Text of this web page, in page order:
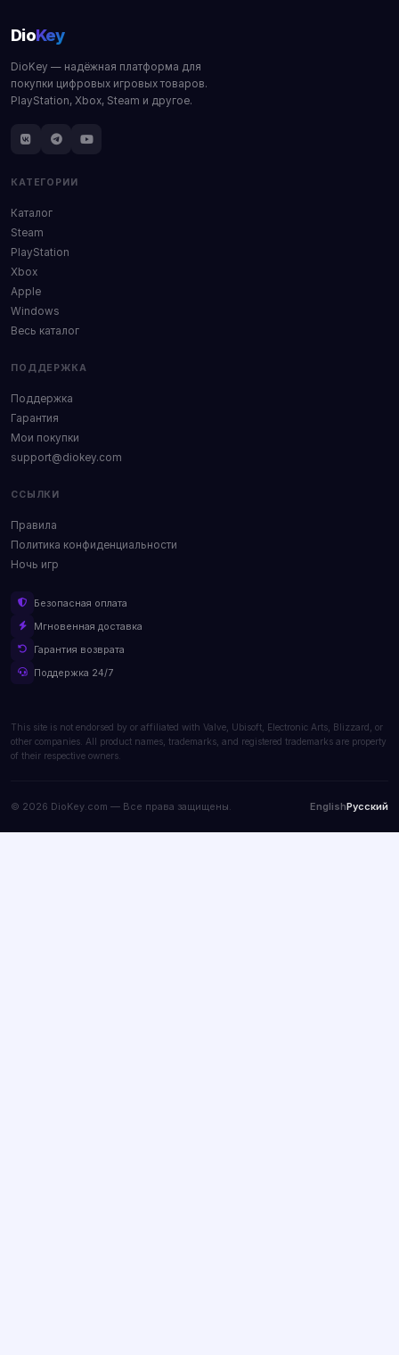
DioKey
DioKey — надёжная платформа для
покупки цифровых игровых товаров.
PlayStation, Xbox, Steam и другое.
КАТЕГОРИИ
Каталог
Steam
PlayStation
Xbox
Apple
Windows
Весь каталог
ПОДДЕРЖКА
Поддержка
Гарантия
Мои покупки
support@diokey.com
ССЫЛКИ
Правила
Политика конфиденциальности
Ночь игр
Безопасная оплата
Мгновенная доставка
Гарантия возврата
Поддержка 24/7
This site is not endorsed by or affiliated with Valve, Ubisoft, Electronic Arts, Blizzard, or
other companies. All product names, trademarks, and registered trademarks are property
of their respective owners.
© 2026 DioKey.com — Все права защищены. EnglishРусский